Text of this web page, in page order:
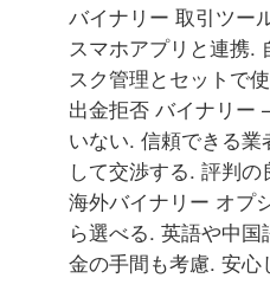
バイナリー 取引ツー
スマホアプリと連携.
スク管理とセットで
出金拒否 バイナリー
いない. 信頼できる
して交渉する. 評判
海外バイナリー オプ
ら選べる. 英語や中
金の手間も考慮. 安